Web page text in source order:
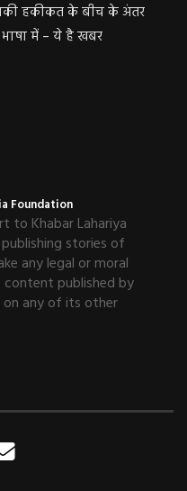
हकीकत के बीच के अंतर
भाषा में – ये है खबर
Foundation
to Khabar Lahariya
stories of
any legal or moral
published by
on any of its other